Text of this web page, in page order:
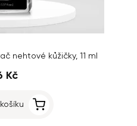
nehtové kůžičky, 11 ml
Kč